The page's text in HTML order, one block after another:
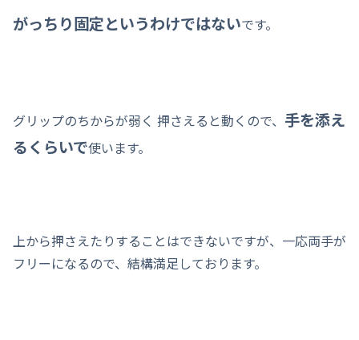
がっちり固定というわけではないです。
グリップのちからが弱く 押さえると動くので、 手を添え
るくらいで使います。
上から押さえたりすることはできないですが、一応両手が
フリーになるので、結構満足しております。